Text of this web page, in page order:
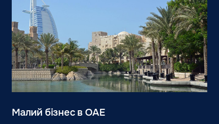
Малий бізнес в ОАЕ